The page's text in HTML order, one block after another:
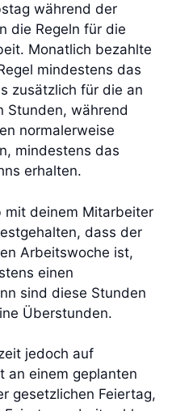
während der
die Regeln für die
Monatlich bezahlte
mindestens das
zusätzlich für die an
Stunden, während
normalerweise
mindestens das
erhalten.
mit deinem Mitarbeiter
dass der
Arbeitswoche ist,
einen
sind diese Stunden
Überstunden.
jedoch auf
an einem geplanten
gesetzlichen Feiertag,